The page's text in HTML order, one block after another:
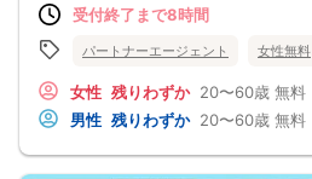
受付終了まで8時間
パートナーエージェント 女性無料
女性 残りわずか 20〜60歳 無料
男性 残りわずか 20〜60歳 無料